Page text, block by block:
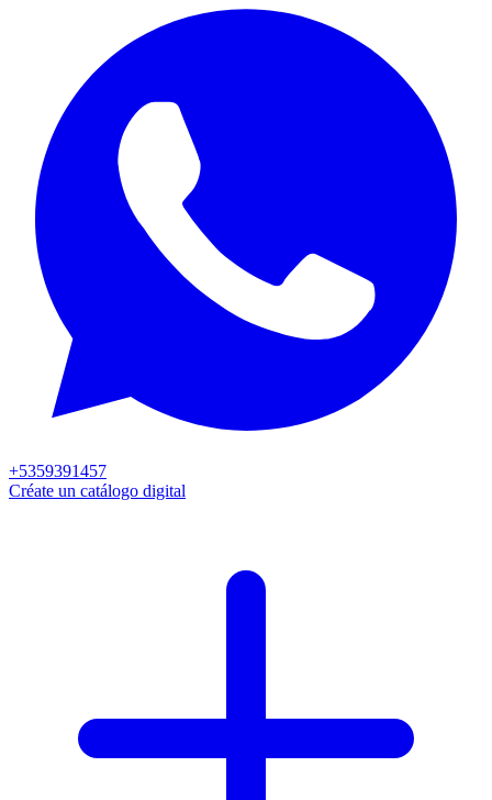
+5359391457
Créate un catálogo digital